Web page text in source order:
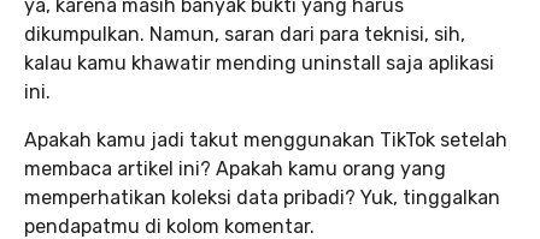
ya, karena masih banyak bukti yang harus
dikumpulkan. Namun, saran dari para teknisi, sih,
kalau kamu khawatir mending uninstall saja aplikasi
ini.
Apakah kamu jadi takut menggunakan TikTok setelah
membaca artikel ini? Apakah kamu orang yang
memperhatikan koleksi data pribadi? Yuk, tinggalkan
pendapatmu di kolom komentar.